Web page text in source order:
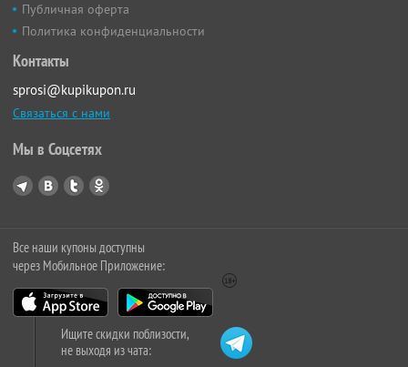
Публичная оферта
Политика конфиденциальности
Контакты
sprosi@kupikupon.ru
Связаться с нами
Мы в Соцсетях
Все наши купоны доступны
через Мобильное Приложение:
Ищите скидки поблизости,
не выходя из чата: